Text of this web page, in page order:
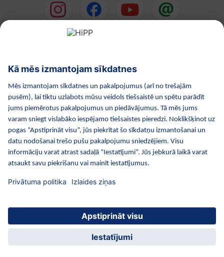
HiPP Mazuļa ēdināšana
HiPP Kosmētika
HiPP Grūtniecība
Privātuma politika
Lietošanas noteikumi
Izejošie dati
Par kompāniju HiPP Kontakti
© 2026 HiPP